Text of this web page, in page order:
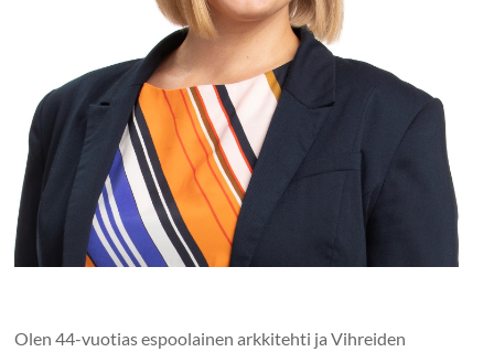
Olen 44-vuotias espoolainen arkkitehti ja Vihreiden